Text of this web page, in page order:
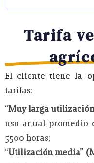
Tarifa
El cliente tiene la
tarifas:
“Muy larga
uso anual promedio
5500 horas;
“Utilización media”